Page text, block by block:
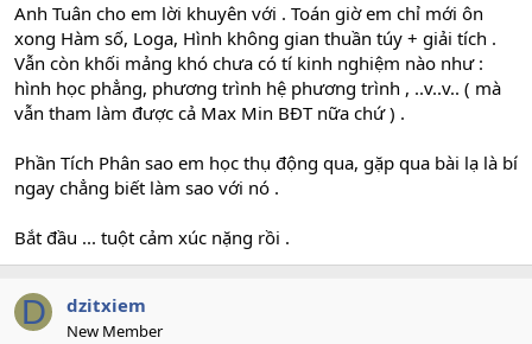
Anh Tuân cho em lời khuyên với . Toán giờ em chỉ mới ôn
xong Hàm số, Loga, Hình không gian thuần túy + giải tích .
Vẫn còn khối mảng khó chưa có tí kinh nghiệm nào như :
hình học phẳng, phương trình hệ phương trình , ..v..v.. ( mà
vẫn tham làm được cả Max Min BĐT nữa chứ ) .
Phần Tích Phân sao em học thụ động qua, gặp qua bài lạ là bí
ngay chẳng biết làm sao với nó .
Bắt đầu ... tuột cảm xúc nặng rồi .
D dzitxiem
New Member